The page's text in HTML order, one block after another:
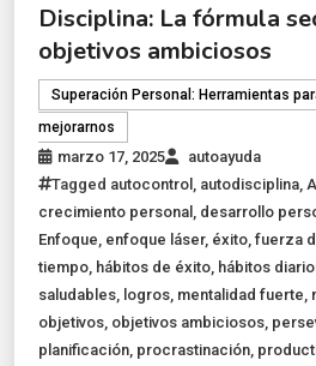
Disciplina: La fórmula
objetivos ambiciosos
Superación Personal: Herramientas
mejorarnos
marzo 17, 2025
autoayuda
Tagged autocontrol autodisciplina
crecimiento personal desarrollo
Enfoque enfoque láser, éxito ,fuerza
tiempo hábitos de éxito hábitos
saludables logros mentalidad fuerte
objetivos objetivos ambiciosos
planificación procrastinación